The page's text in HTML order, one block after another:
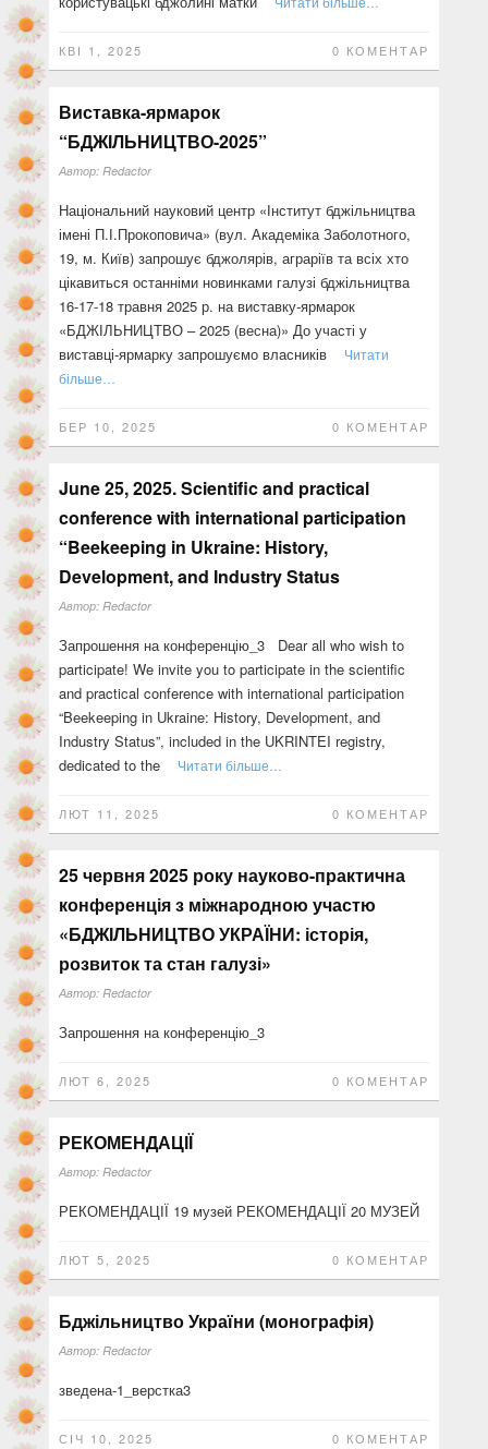
КВІ 1, 2025 0 КОМЕНТАР
Виставка-ярмарок
“БДЖІЛЬНИЦТВО-2025”
Автор: Redactor
Національний науковий центр «Інститут бджільництва
імені П.І.Прокоповича» (вул. Академіка Заболотного,
19, м. Київ) запрошує бджолярів, аграріїв та всіх хто
цікавиться останніми новинками галузі бджільництва
16-17-18 травня 2025 р. на виставку-ярмарок
«БДЖІЛЬНИЦТВО – 2025 (весна)» До участі у
виставці-ярмарку запрошуємо власників
Читати
більше…
БЕР 10, 2025 0 КОМЕНТАР
June 25, 2025. Scientific and practical
conference with international participation
“Beekeeping in Ukraine: History,
Development, and Industry Status
Автор: Redactor
Запрошення на конференцію_3 Dear all who wish to
participate! We invite you to participate in the scientific
and practical conference with international participation
“Beekeeping in Ukraine: History, Development, and
Industry Status”, included in the UKRINTEI registry,
dedicated to the
Читати більше…
ЛЮТ 11, 2025 0 КОМЕНТАР
25 червня 2025 року науково-практична
конференція з міжнародною участю
«БДЖІЛЬНИЦТВО УКРАЇНИ: історія,
розвиток та стан галузі»
Автор: Redactor
Запрошення на конференцію_3
ЛЮТ 6, 2025 0 КОМЕНТАР
РЕКОМЕНДАЦІЇ
Автор: Redactor
РЕКОМЕНДАЦІЇ 19 музей РЕКОМЕНДАЦІЇ 20 МУЗЕЙ
ЛЮТ 5, 2025 0 КОМЕНТАР
Бджільництво України (монографія)
Автор: Redactor
зведена-1_верстка3
СІЧ 10, 2025 0 КОМЕНТАР